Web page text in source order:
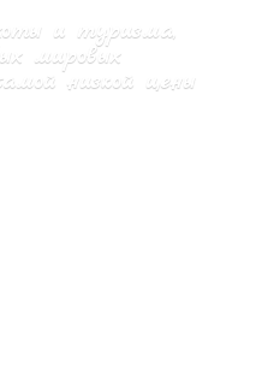
и туризма,
мировых
низкой цены